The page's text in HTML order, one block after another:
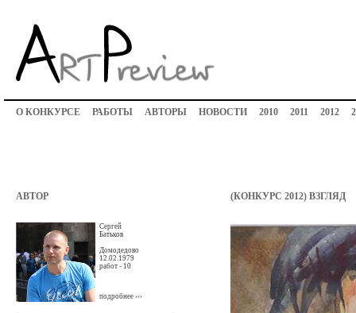
О КОНКУРСЕ РАБОТЫ АВТОРЫ НОВОСТИ 2010 2011 2012
АВТОР
Сергей
Батьков
Домодедово
12.02.1979
работ - 10
подробнее ›››
(КОНКУРС 2012) ВЗГЛЯД